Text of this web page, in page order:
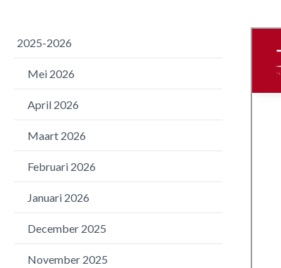
2025-2026
Mei 2026
April 2026
Maart 2026
Februari 2026
Januari 2026
December 2025
November 2025